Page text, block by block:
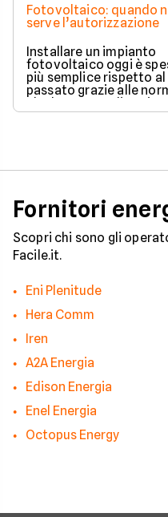
Fotovoltaico: quando
serve l’autorizzazione
Installare un impianto
fotovoltaico oggi è
più semplice rispetto al
passato grazie alle
edilizia libera.
Fornitori
Scopri chi sono gli
Facile.it.
Eni Plenitude
Hera Comm
Iren
A2A Energia
Edison Energia
Enel Energia
Octopus Energy